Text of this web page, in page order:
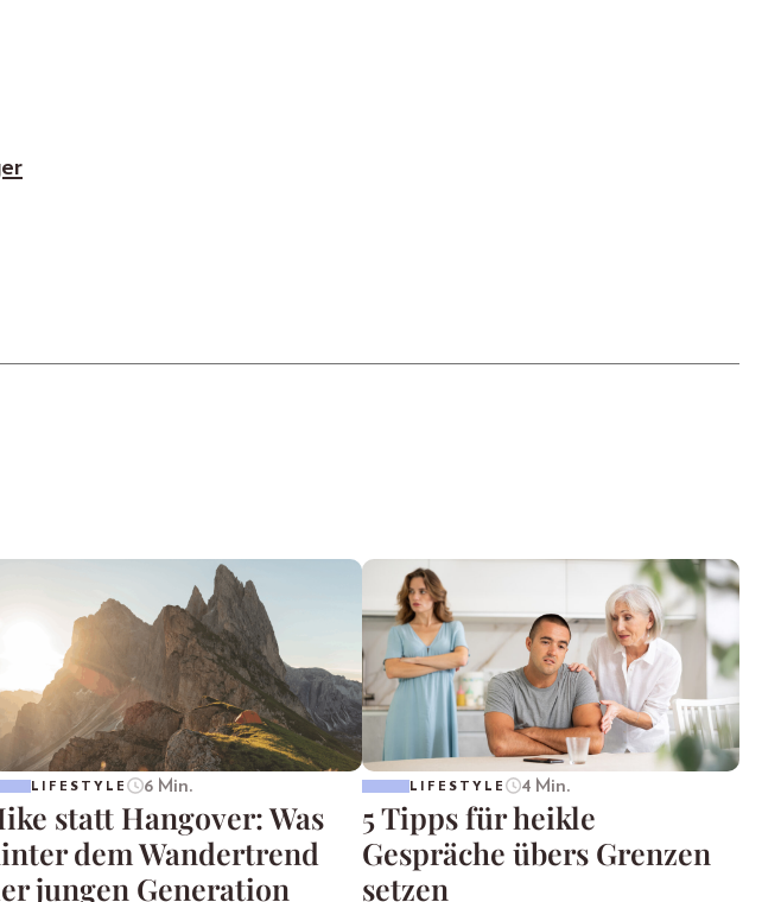
LIFESTYLE 6 Min.
statt Hangover: Was
dem Wandertrend
jungen Generation
LIFESTYLE 4 Min.
5 Tipps für heikle
Gespräche übers Grenzen
setzen